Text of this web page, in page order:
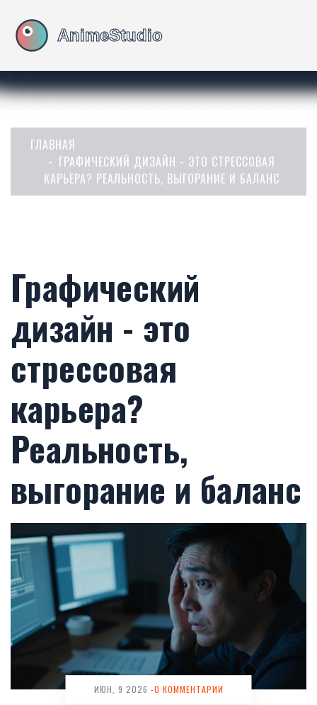
ГЛАВНАЯ
ГРАФИЧЕСКИЙ ДИЗАЙН - ЭТО СТРЕССОВАЯ
КАРЬЕРА? РЕАЛЬНОСТЬ, ВЫГОРАНИЕ И БАЛАНС
Графический
дизайн - это
стрессовая
карьера?
Реальность,
выгорание и баланс
ИЮН, 9 2026 -0 КОММЕНТАРИИ